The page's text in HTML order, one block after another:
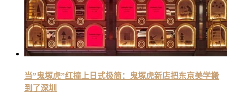
当”鬼塚虎”红撞上日式极简：鬼塚虎新店把东京美学搬
到了深圳